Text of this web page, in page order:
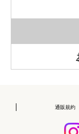
通販規約